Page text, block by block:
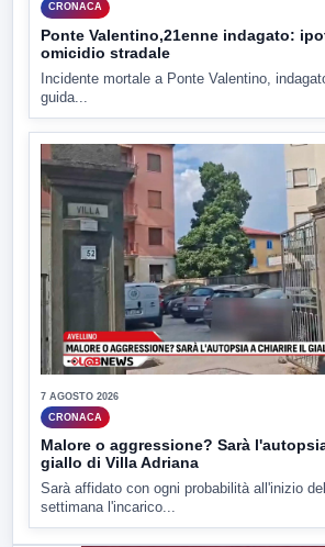
CRONACA
Ponte Valentino,21enne indagato:
omicidio stradale
Incidente mortale a Ponte Valentino,
guida...
7 AGOSTO 2026
CRONACA
Malore o aggressione? Sarà
giallo di Villa Adriana
Sarà affidato con ogni probabilità all'inizio
settimana l'incarico...